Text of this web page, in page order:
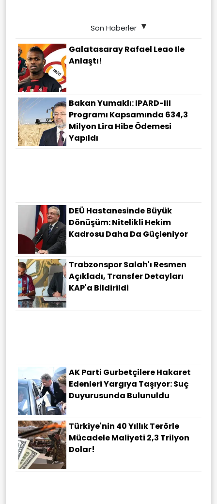
Son Haberler
Galatasaray Rafael Leao Ile
Anlaştı!
Bakan Yumaklı: IPARD-III
Programı Kapsamında 634,3
Milyon Lira Hibe Ödemesi
Yapıldı
DEÜ Hastanesinde Büyük
Dönüşüm: Nitelikli Hekim
Kadrosu Daha Da Güçleniyor
Trabzonspor Salah'ı Resmen
Açıkladı, Transfer Detayları
KAP'a Bildirildi
AK Parti Gurbetçilere Hakaret
Edenleri Yargıya Taşıyor: Suç
Duyurusunda Bulunuldu
Türkiye'nin 40 Yıllık Terörle
Mücadele Maliyeti 2,3 Trilyon
Dolar!